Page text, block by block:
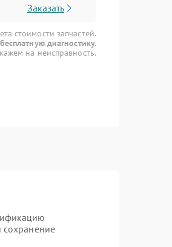
Заказать
стоимости запчастей.
диагностику.
на неисправность.
сохранение